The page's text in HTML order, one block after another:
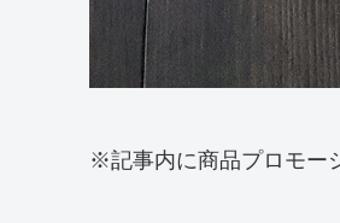
※記事内に商品プロモー